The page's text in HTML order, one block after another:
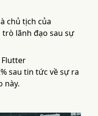
chủ tịch của
trò lãnh đạo sau sự
Flutter
sau tin tức về sự ra
này.